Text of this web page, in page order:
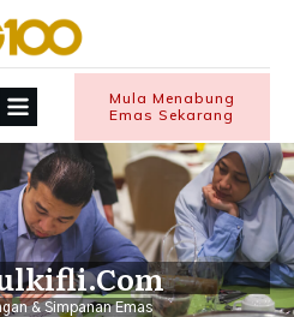
Mula Menabung
Emas Sekarang
& Simpanan Emas